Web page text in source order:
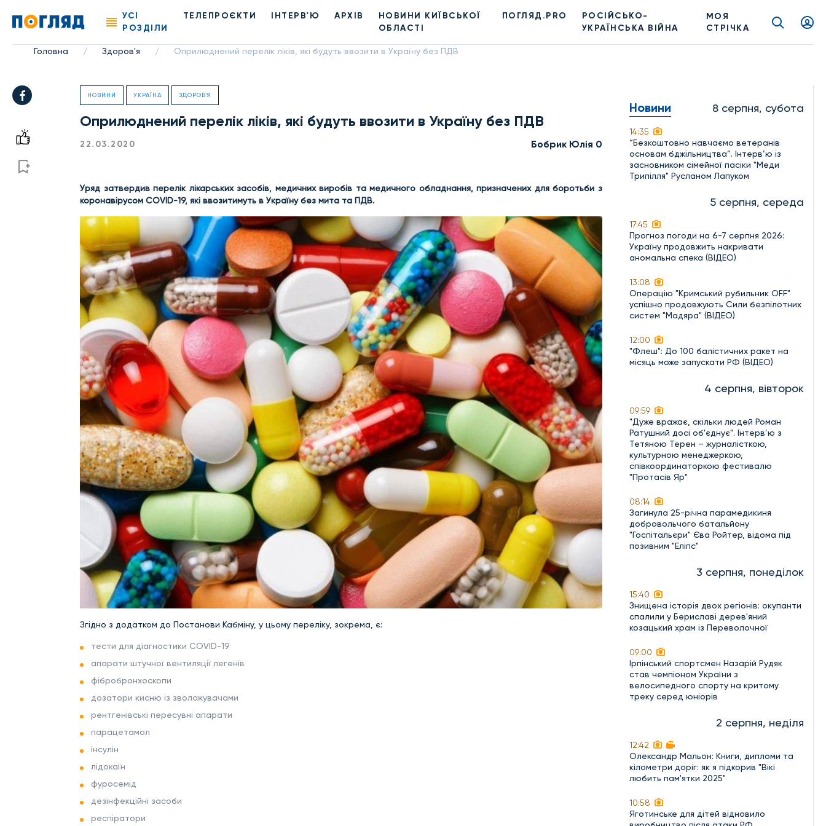
УСІ
РОЗДІЛИ
ТЕЛЕПРОЄКТИ ІНТЕРВ'Ю АРХІВ
НОВИНИ КИЇВСЬКОЇ
ОБЛАСТІ
ПОГЛЯД.PRO
РОСІЙСЬКО-
УКРАЇНСЬКА ВІЙНА
МОЯ
СТРІЧКА
Головна / Здоров'я / Оприлюднений перелік ліків, які будуть ввозити в Україну без ПДВ
НОВИНИ УКРАЇНА ЗДОРОВ'Я
Оприлюднений перелік ліків, які будуть ввозити в Україну без ПДВ
22.03.2020 Бобрик Юлія 0
Уряд затвердив перелік лікарських засобів, медичних виробів та медичного обладнання, призначених для боротьби з
коронавірусом COVID-19, які ввозитимуть в Україну без мита та ПДВ.
Згідно з додатком до Постанови Кабміну, у цьому переліку, зокрема, є:
тести для діагностики COVID-19
апарати штучної вентиляції легенів
фібробронхоскопи
дозатори кисню із зволожувачами
рентгенівські пересувні апарати
парацетамол
інсулін
лідокаїн
фуросемід
дезінфекційні засоби
респіратори
Новини 8 серпня, субота
14:35
“Безкоштовно навчаємо ветеранів
основам бджільництва”. Інтерв’ю із
засновником сімейної пасіки "Меди
Трипілля" Русланом Лапуком
5 серпня, середа
17:45
Прогноз погоди на 6-7 серпня 2026:
Україну продовжить накривати
аномальна спека (ВІДЕО)
13:08
Операцію "Кримський рубильник OFF"
успішно продовжують Сили безпілотних
систем "Мадяра" (ВІДЕО)
12:00
"Флеш": До 100 балістичних ракет на
місяць може запускати РФ (ВІДЕО)
4 серпня, вівторок
09:59
"Дуже вражає, скільки людей Роман
Ратушний досі об'єднує". Інтерв’ю з
Тетяною Терен – журналісткою,
культурною менеджеркою,
співкоординаторкою фестивалю
"Протасів Яр"
08:14
Загинула 25-річна парамедикиня
добровольчого батальйону
"Госпітальєри" Єва Ройтер, відома під
позивним "Еліпс"
3 серпня, понеділок
15:40
Знищена історія двох регіонів: окупанти
спалили у Бериславі дерев'яний
козацький храм із Переволочної
09:00
Ірпінський спортсмен Назарій Рудяк
став чемпіоном України з
велосипедного спорту на критому
треку серед юніорів
2 серпня, неділя
12:42
Олександр Мальон: Книги, дипломи та
кілометри доріг: як я підкорив "Вікі
любить пам'ятки 2025"
10:58
Яготинське для дітей відновило